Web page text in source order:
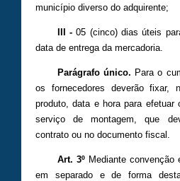
município diverso do adquirente;
III - 05 (cinco) dias úteis
data de entrega da mercadoria.
Parágrafo único. Para o
os fornecedores deverão fixar,
produto, data e hora para
serviço de montagem, que
contrato ou no documento fiscal.
Art. 3ºMediante convenção
em separado e de forma